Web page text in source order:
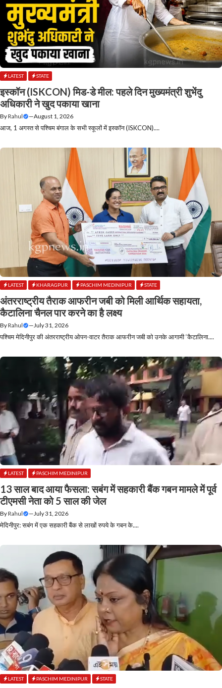
LATEST STATE
इस्कॉन (ISKCON) मिड-डे मील: पहले दिन मुख्यमंत्री शुभेंदु
अधिकारी ने खुद पकाया खाना
ByRahul —August 1, 2026
आज, 1 अगस्त से पश्चिम बंगाल के सभी स्कूलों में इस्कॉन (ISKCON)....
LATEST KHARAGPUR PASCHIM MEDINIPUR STATE
अंतरराष्ट्रीय तैराक आफरीन जबी को मिली आर्थिक सहायता,
कैटालिना चैनल पार करने का है लक्ष्य
ByRahul —July 31, 2026
पश्चिम मेदिनीपुर की अंतरराष्ट्रीय ओपन-वाटर तैराक आफरीन जबी को उनके आगामी ‘कैटालिना....
LATEST PASCHIM MEDINIPUR
13 साल बाद आया फैसला: सबंग में सहकारी बैंक गबन मामले में पूर्व
टीएमसी नेता को 5 साल की जेल
ByRahul —July 31, 2026
मेदिनीपुर: सबंग में एक सहकारी बैंक से लाखों रुपये के गबन के....
LATEST PASCHIM MEDINIPUR STATE